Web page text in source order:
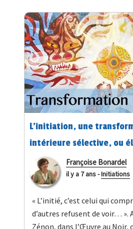
L'initiation, une
intérieure sélective, ou
Françoise Bonardel
il y a 7 ans-Initiations
« L’initié, c’est celui qui
d’autres refusent de voir… ».
Zénon, dans l’Œuvre au Noir,